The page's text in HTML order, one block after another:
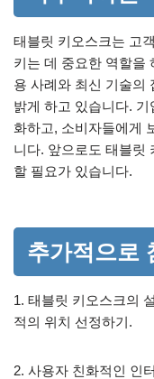
태블릿 키오스크는 고
키는 데 중요한 역할을
용 사례와 최신 기술의
밝게 하고 있습니다.
화하고, 소비자들에게
니다. 앞으로도 태블릿
할 필요가 있습니다.
추가적으로
1. 태블릿 키오스크의
적의 위치 선정하기.
2. 사용자 친화적인 인